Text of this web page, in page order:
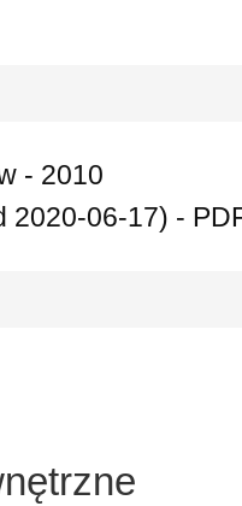
- 2010
2020-06-17) -